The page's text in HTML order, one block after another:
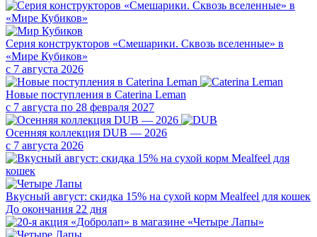
Серия конструкторов «Смешарики. Сквозь вселенные» в
«Мире Кубиков»
с 7 августа 2026
Новые поступления в Caterina Leman
с 7 августа по 28 февраля 2027
Осенняя коллекция DUB — 2026
с 7 августа 2026
Вкусный август: скидка 15% на сухой корм Mealfeel для кошек
До окончания 22 дня